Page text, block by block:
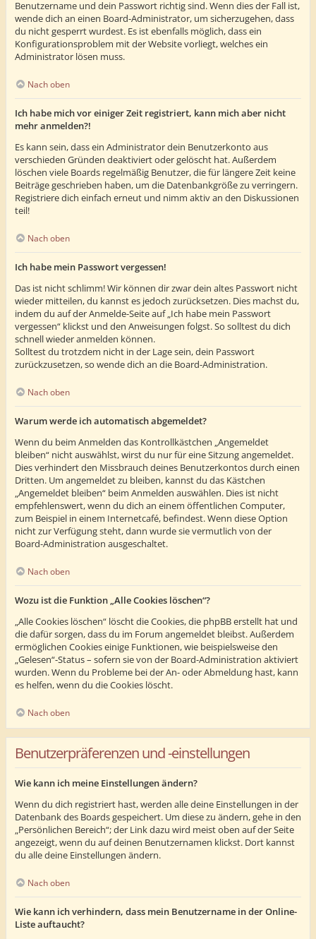
Benutzername und dein Passwort richtig sind. Wenn dies der Fall ist,
wende dich an einen Board-Administrator, um sicherzugehen, dass
du nicht gesperrt wurdest. Es ist ebenfalls möglich, dass ein
Konfigurationsproblem mit der Website vorliegt, welches ein
Administrator lösen muss.
Nach oben
Ich habe mich vor einiger Zeit registriert, kann mich aber nicht
mehr anmelden?!
Es kann sein, dass ein Administrator dein Benutzerkonto aus
verschieden Gründen deaktiviert oder gelöscht hat. Außerdem
löschen viele Boards regelmäßig Benutzer, die für längere Zeit keine
Beiträge geschrieben haben, um die Datenbankgröße zu verringern.
Registriere dich einfach erneut und nimm aktiv an den Diskussionen
teil!
Nach oben
Ich habe mein Passwort vergessen!
Das ist nicht schlimm! Wir können dir zwar dein altes Passwort nicht
wieder mitteilen, du kannst es jedoch zurücksetzen. Dies machst du,
indem du auf der Anmelde-Seite auf „Ich habe mein Passwort
vergessen“ klickst und den Anweisungen folgst. So solltest du dich
schnell wieder anmelden können.
Solltest du trotzdem nicht in der Lage sein, dein Passwort
zurückzusetzen, so wende dich an die Board-Administration.
Nach oben
Warum werde ich automatisch abgemeldet?
Wenn du beim Anmelden das Kontrollkästchen „Angemeldet
bleiben“ nicht auswählst, wirst du nur für eine Sitzung angemeldet.
Dies verhindert den Missbrauch deines Benutzerkontos durch einen
Dritten. Um angemeldet zu bleiben, kannst du das Kästchen
„Angemeldet bleiben“ beim Anmelden auswählen. Dies ist nicht
empfehlenswert, wenn du dich an einem öffentlichen Computer,
zum Beispiel in einem Internetcafé, befindest. Wenn diese Option
nicht zur Verfügung steht, dann wurde sie vermutlich von der
Board-Administration ausgeschaltet.
Nach oben
Wozu ist die Funktion „Alle Cookies löschen“?
„Alle Cookies löschen“ löscht die Cookies, die phpBB erstellt hat und
die dafür sorgen, dass du im Forum angemeldet bleibst. Außerdem
ermöglichen Cookies einige Funktionen, wie beispielsweise den
„Gelesen“-Status – sofern sie von der Board-Administration aktiviert
wurden. Wenn du Probleme bei der An- oder Abmeldung hast, kann
es helfen, wenn du die Cookies löscht.
Nach oben
Benutzerpräferenzen und -einstellungen
Wie kann ich meine Einstellungen ändern?
Wenn du dich registriert hast, werden alle deine Einstellungen in der
Datenbank des Boards gespeichert. Um diese zu ändern, gehe in den
„Persönlichen Bereich“; der Link dazu wird meist oben auf der Seite
angezeigt, wenn du auf deinen Benutzernamen klickst. Dort kannst
du alle deine Einstellungen ändern.
Nach oben
Wie kann ich verhindern, dass mein Benutzername in der Online-
Liste auftaucht?